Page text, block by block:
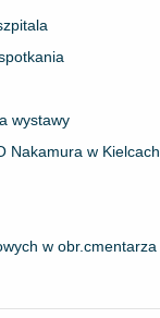
wystawy
Nakamura w Kielcach
w